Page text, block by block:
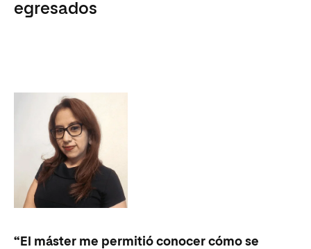
egresados
“El máster me permitió conocer cómo se